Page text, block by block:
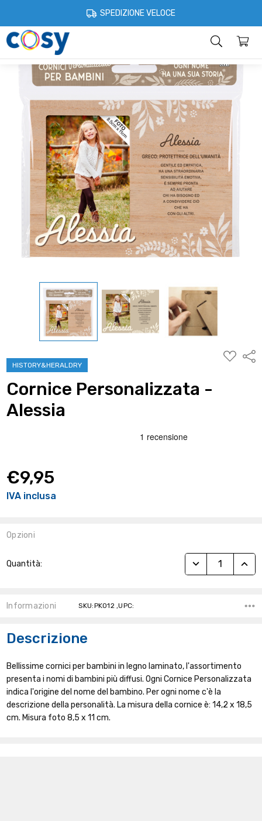
SPEDIZIONE VELOCE
Idee regalo Cornici per bambini
HISTORY&HERALDRY
ALLA
Cornice Personalizzata -
Alessia
€9,95
IVA inclusa
Opzioni
Attuale:
Quantità: RIDUCI
Informazioni SKU:PK012 ,UPC:
Descrizione
Bellissime cornici per bambini in legno laminato, l'assortimento
presenta i nomi di bambini più diffusi. Ogni Cornice Personalizzata
indica l'origine del nome del bambino. Per ogni nome c'è la
descrizione della personalità. La misura della cornice è: 14,2 x 18,5
cm. Misura foto 8,5 x 11 cm.
Account Contatti Informazioni